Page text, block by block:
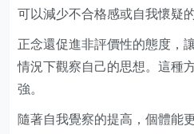
可以減少不合格感或自我懷疑的
正念還促進非評價性的態度，
情況下觀察自己的思想。這種
強。
隨著自我覺察的提高，個體能